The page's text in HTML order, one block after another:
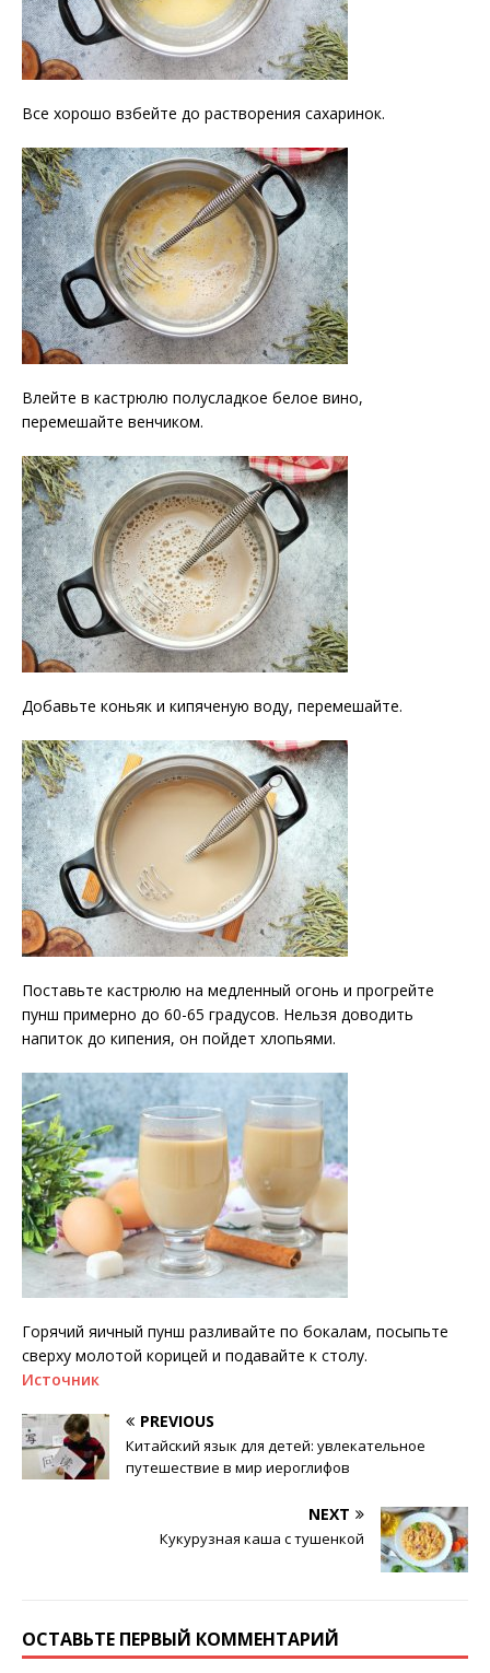
Все хорошо взбейте до растворения сахаринок.
Влейте в кастрюлю полусладкое белое вино,
перемешайте венчиком.
Добавьте коньяк и кипяченую воду, перемешайте.
Поставьте кастрюлю на медленный огонь и прогрейте
пунш примерно до 60-65 градусов. Нельзя доводить
напиток до кипения, он пойдет хлопьями.
Горячий яичный пунш разливайте по бокалам, посыпьте
сверху молотой корицей и подавайте к столу.
Источник
PREVIOUS
Китайский язык для детей: увлекательное
путешествие в мир иероглифов
NEXT
Кукурузная каша с тушенкой
ОСТАВЬТЕ ПЕРВЫЙ КОММЕНТАРИЙ